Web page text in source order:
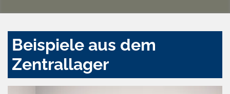
Beispiele aus dem
Zentrallager